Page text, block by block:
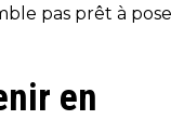
pas prêt à
en